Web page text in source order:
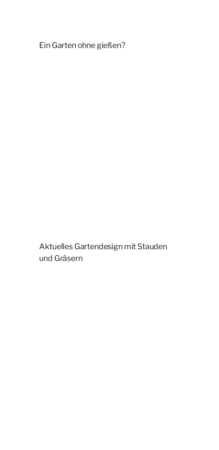
Ein Garten ohne gießen?
Aktuelles Gartendesign mit Stauden
und Gräsern